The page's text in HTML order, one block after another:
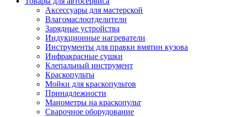
Аксессуары для мастерской
Влагомаслоотделители
Зарядные устройства
Индукционные нагреватели
Инструменты для правки вмятин кузова
Инфракрасные сушки
Клепальный инструмент
Краскопульты
Мойки для краскопультов
Принадлежности
Манометры на краскопульт
Сварочное оборудование